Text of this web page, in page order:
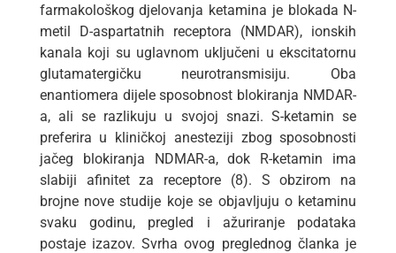
farmakološkog djelovanja ketamina je blokada N-
metil D-aspartatnih receptora (NMDAR), ionskih
kanala koji su uglavnom uključeni u ekscitatornu
glutamatergičku neurotransmisiju. Oba
enantiomera dijele sposobnost blokiranja NMDAR-
a, ali se razlikuju u svojoj snazi. S-ketamin se
preferira u kliničkoj anesteziji zbog sposobnosti
jačeg blokiranja NDMAR-a, dok R-ketamin ima
slabiji afinitet za receptore (8). S obzirom na
brojne nove studije koje se objavljuju o ketaminu
svaku godinu, pregled i ažuriranje podataka
postaje izazov. Svrha ovog preglednog članka je